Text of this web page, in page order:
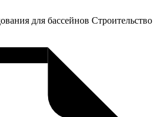
для бассейнов Строительство